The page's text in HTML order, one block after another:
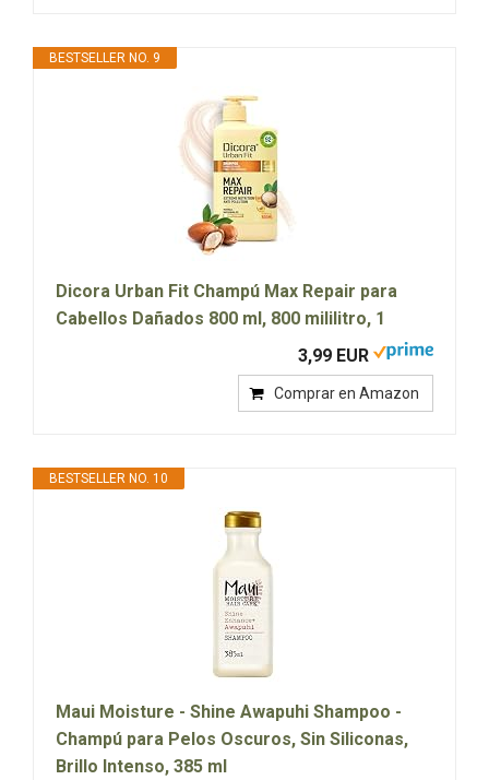
BESTSELLER NO. 9
Dicora Urban Fit Champú Max Repair para
Cabellos Dañados 800 ml, 800 mililitro, 1
3,99 EUR
Comprar en Amazon
BESTSELLER NO. 10
Maui Moisture - Shine Awapuhi Shampoo -
Champú para Pelos Oscuros, Sin Siliconas,
Brillo Intenso, 385 ml